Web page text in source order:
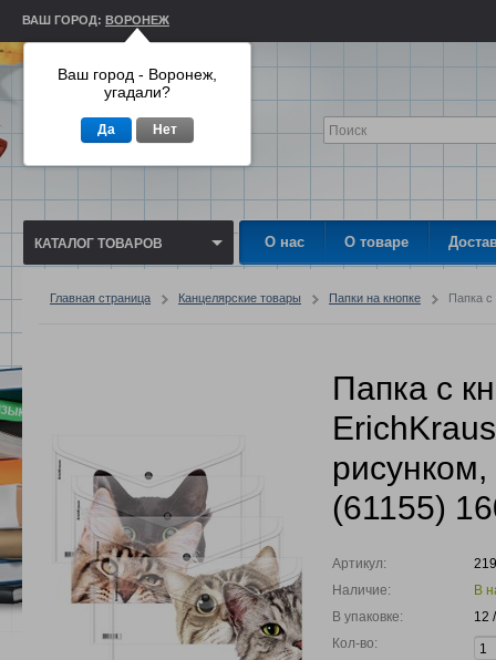
ВАШ ГОРОД: ВОРОНЕЖ
КАТАЛОГ ТОВАРОВ О нас О товаре
Главная страница Канцелярские товары Папки на кнопке Папка с
Папка с
(61155)
Артикул:
Наличие:
В
В упаковке:
12
Кол-во:
Ваш город - Воронеж,
угадали?
Да Нет